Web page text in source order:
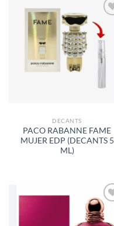
AÑADIR
A LA
DE
DESEOS
DECANTS
PACO RABANNE FAME
MUJER EDP (DECANTS 5
ML)
AÑADIR
A LA